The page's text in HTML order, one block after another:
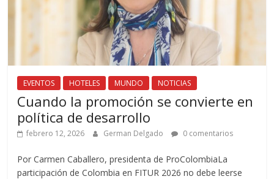
EVENTOS HOTELES MUNDO NOTICIAS
Cuando la promoción se convierte en
política de desarrollo
febrero 12, 2026 German Delgado 0 comentarios
Por Carmen Caballero, presidenta de ProColombiaLa
participación de Colombia en FITUR 2026 no debe leerse